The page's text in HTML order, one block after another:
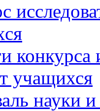
конкурса
учащихся
науки